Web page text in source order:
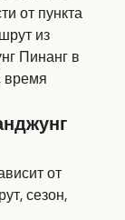
от пункта
из
Пинанг в
время
от
сезон,